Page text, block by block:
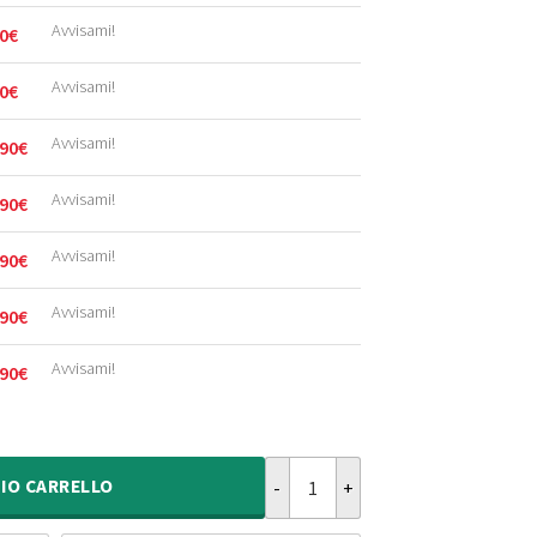
€ Avvisami!
€ Avvisami!
€ Avvisami!
€ Avvisami!
€ Avvisami!
€ Avvisami!
€ Avvisami!
CARRELLO